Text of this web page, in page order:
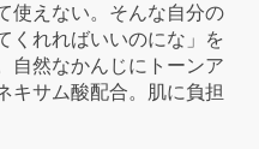
使えない。そんな自分の
くれればいいのにな」を
自然なかんじにトーンア
キサム酸配合。肌に負担
す。